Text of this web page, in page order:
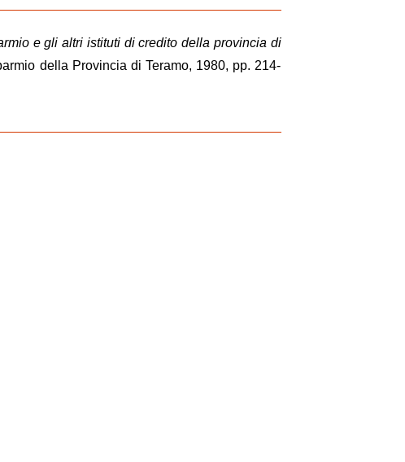
e gli altri istituti di credito della provincia di
della Provincia di Teramo, 1980, pp. 214-